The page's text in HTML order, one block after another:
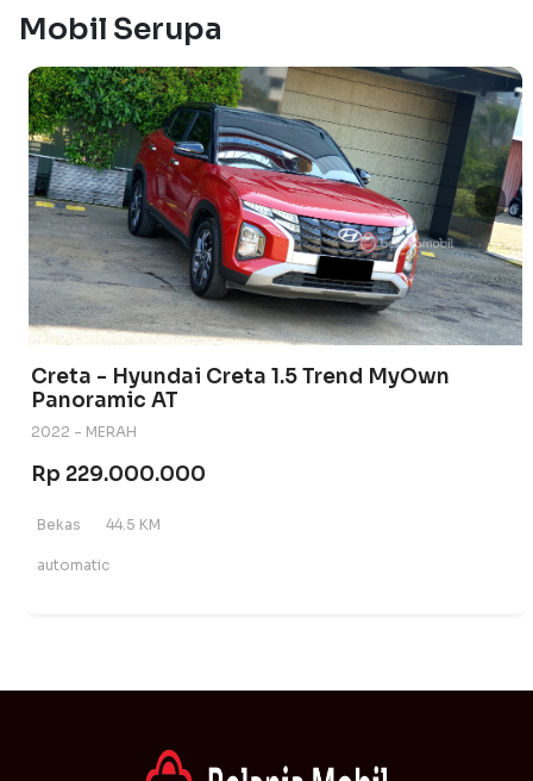
Mobil Serupa
Creta - Hyundai Creta 1.5 Trend MyOwn
Panoramic AT
2022 - MERAH
Rp 229.000.000
Bekas 44.5 KM
automatic